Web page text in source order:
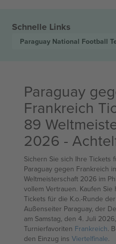
Schnelle Links
Paraguay National Football
Paraguay
Frankreich
89
2026 -
Sichern Sie sich Ihre Tickets
Paraguay gegen Frankreich
Weltmeisterschaft 2026 im
vollem Vertrauen. Kaufen
Tickets für die K.o.-Runde
Außenseiter Paraguay, der
am Samstag, den 4. Juli
Turnierfavoriten Frankreich.
den Einzug ins Viertelfinale.